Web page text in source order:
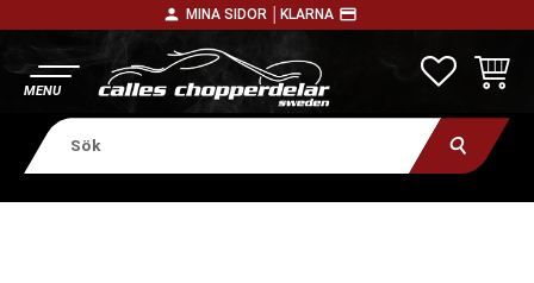
person MINA SIDOR │ KLARNA payment